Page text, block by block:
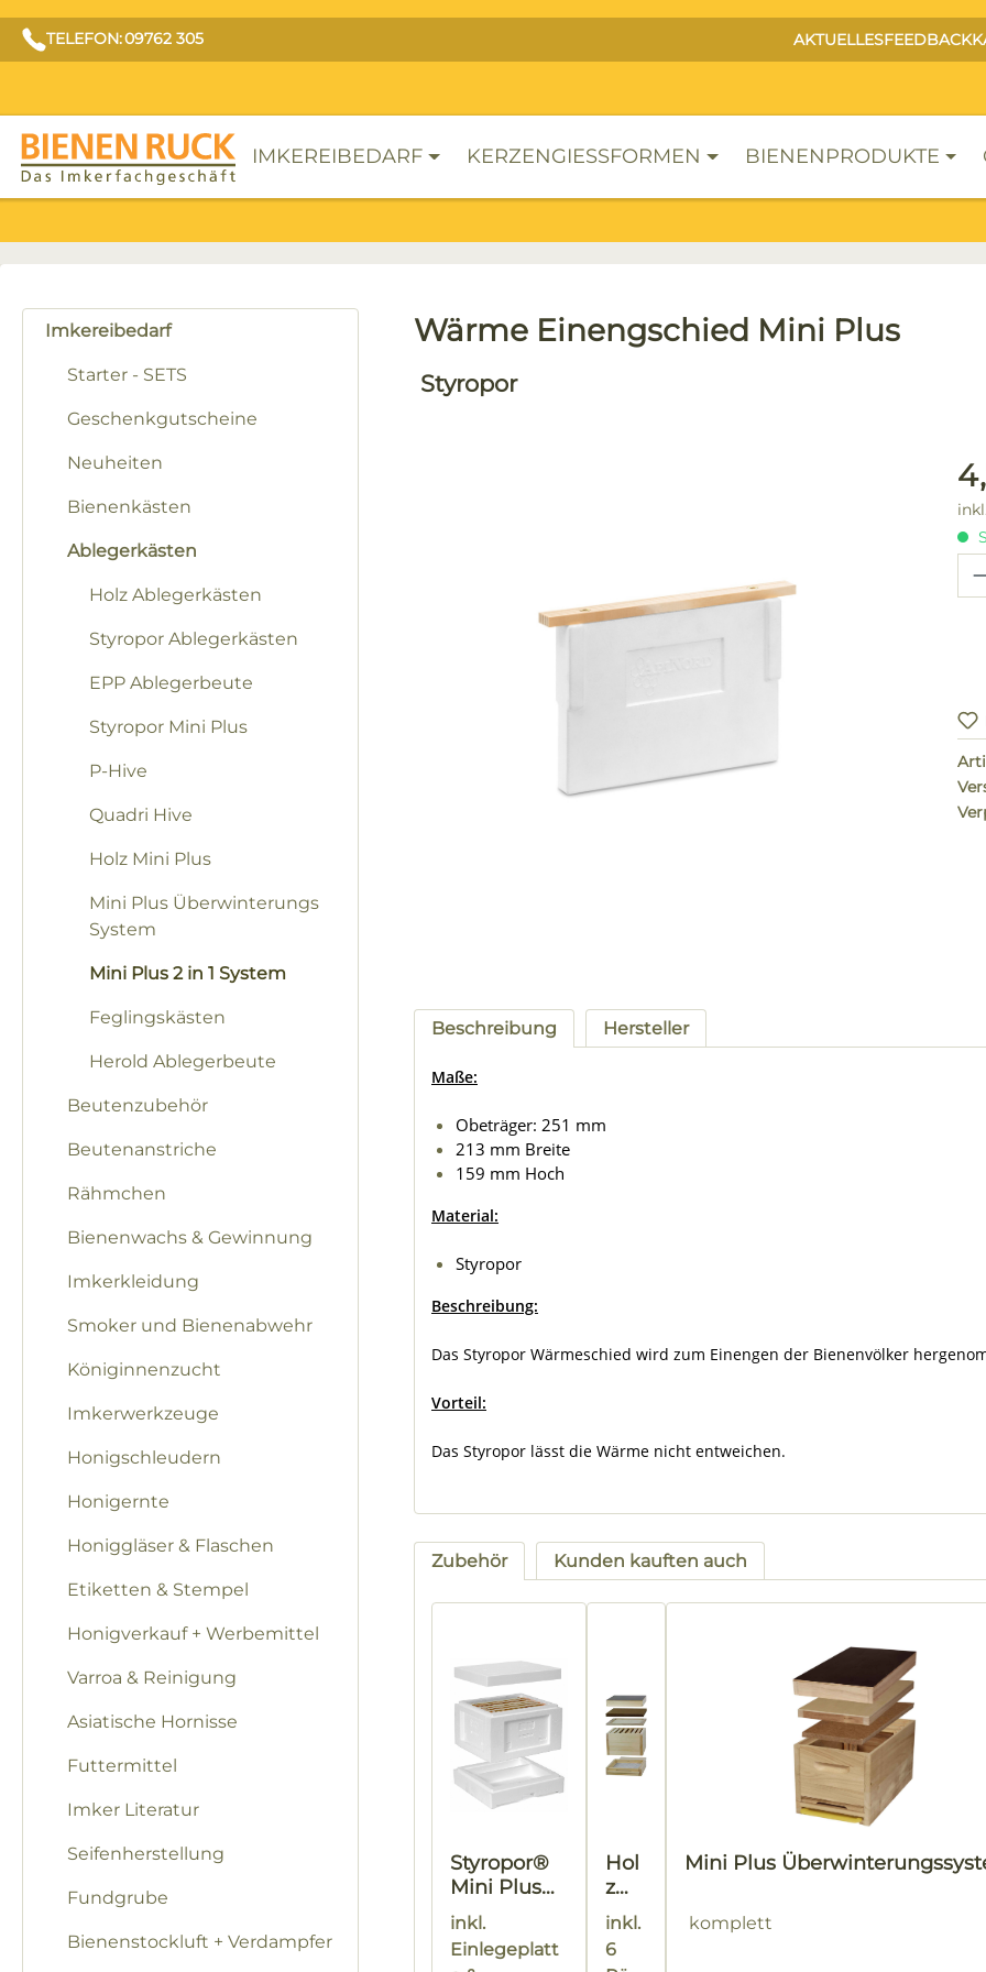
TELEFON: 09762 305 AKTUELLESFEEDBACK
IMKEREIBEDARF KERZENGIESSFORMEN BIENENPRODUKTE
Imkereibedarf
Starter - SETS
Geschenkgutscheine
Neuheiten
Bienenkästen
Ablegerkästen
Holz Ablegerkästen
Styropor Ablegerkästen
EPP Ablegerbeute
Styropor Mini Plus
P-Hive
Quadri Hive
Holz Mini Plus
Mini Plus Überwinterungs
System
Mini Plus 2 in 1 System
Feglingskästen
Herold Ablegerbeute
Beutenzubehör
Beutenanstriche
Rähmchen
Bienenwachs & Gewinnung
Imkerkleidung
Smoker und Bienenabwehr
Königinnenzucht
Imkerwerkzeuge
Honigschleudern
Honigernte
Honiggläser & Flaschen
Etiketten & Stempel
Honigverkauf + Werbemittel
Varroa & Reinigung
Asiatische Hornisse
Futtermittel
Imker Literatur
Seifenherstellung
Fundgrube
Bienenstockluft + Verdampfer
Wärme Einengschied Mini Plus
Styropor
Beschreibung Hersteller
Maße:
Obeträger: 251 mm
213 mm Breite
159 mm Hoch
Material:
Styropor
Beschreibung:
Das Styropor Wärmeschied wird zum Einengen der Bienenvölker
Vorteil:
Das Styropor lässt die Wärme nicht entweichen.
Zubehör Kunden kauften auch
Produktgalerie überspringen
Styropor®
Mini Plus
Beute I
inkl.
Einlegeplatt
Hol
z
Min
i
Plu
inkl.
6
Mini Plus
komplett